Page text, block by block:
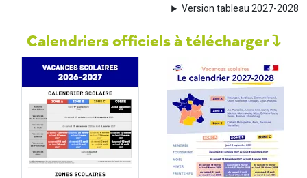
Version tableau 2027-2028
Calendriers officiels à télécharger